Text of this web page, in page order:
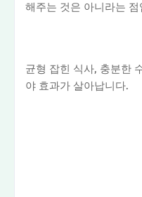
해주는 것은 아니라는 점
균형 잡힌 식사, 충분한
야 효과가 살아납니다.